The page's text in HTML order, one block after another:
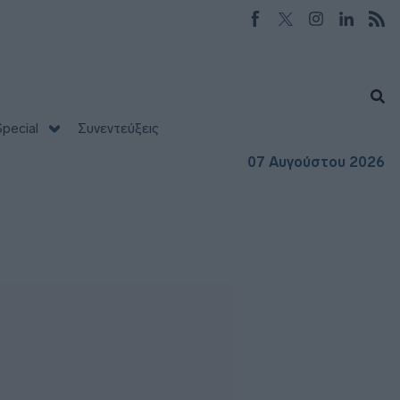
Συνεντεύξεις
07 Αυγούστου 2026